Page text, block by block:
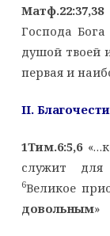
Матф.22:37,38
Господа
душой твоей
первая и
II.
1Тим.6:5,6
служит для
6Великое
довольным»